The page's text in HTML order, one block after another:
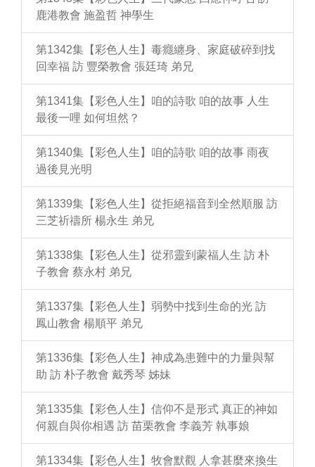
鹿港教會 施盈哲 神學生
第1342集【彩色人生】毒癮纏身、家庭破碎到找
回幸福 訪 豐榮教會 張廷琦 弟兄
第1341集【彩色人生】咱的詩歌 咱的故事 人生
最後一哩 如何坦然？
第1340集【彩色人生】咱的詩歌 咱的故事 雨夜
過後見光明
第1339集【彩色人生】從拒絕福音到全然順服 訪
三芝祈禱所 楊永生 弟兄
第1338集【彩色人生】從邪靈到蒙福人生 訪 朴
子教會 蔡永村 弟兄
第1337集【彩色人生】弱勢中找到生命的光 訪
鳳山教會 楊順平 弟兄
第1336集【彩色人生】神成為患難中的力量與幫
助 訪 朴子教會 戴秀琴 姊妹
第1335集【彩色人生】信仰不是形式 真正的神如
何親自與你相遇 訪 苗栗教會 李義芳 執事娘
第1334集【彩色人生】牧會默觀 人拿甚麼來換生